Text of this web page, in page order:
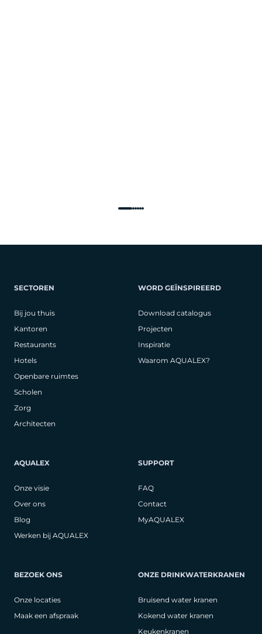
SECTOREN
Bij jou thuis
Kantoren
Restaurants
Hotels
Openbare ruimtes
Scholen
Zorg
Architecten
WORD GEÏNSPIREERD
Download catalogus
Projecten
Inspiratie
Waarom AQUALEX?
AQUALEX
Onze visie
Over ons
Blog
Werken bij AQUALEX
SUPPORT
FAQ
Contact
MyAQUALEX
BEZOEK ONS
Onze locaties
Maak een afspraak
ONZE DRINKWATERKRANEN
Bruisend water kranen
Kokend water kranen
Keukenkranen